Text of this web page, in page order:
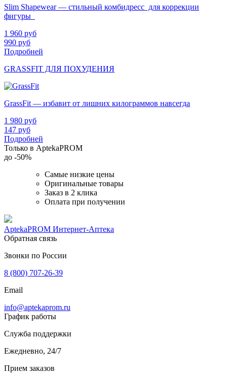
Slim Shapewear — стильный комбидресс для коррекции
фигуры
1 960 руб
990 руб
Подробней
GRASSFIT ДЛЯ ПОХУДЕНИЯ
GrassFit — избавит от лишних килограммов навсегда
1 980 руб
147 руб
Подробней
Только в AptekaPROM
до -50%
Самые низкие цены
Оригинальные товары
Заказ в 2 клика
Оплата при получении
AptekaPROM Интернет-Аптека
Обратная связь
Звонки по России
8 (800) 707-26-39
Email
info@aptekaprom.ru
График работы
Служба поддержки
Ежедневно, 24/7
Прием заказов